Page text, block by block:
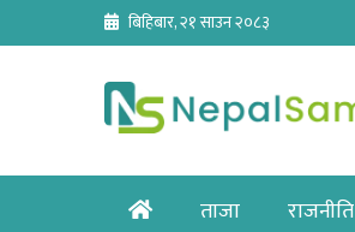
content
बिहिबार, २१ साउन २०८३
Homeताजा राजनीति